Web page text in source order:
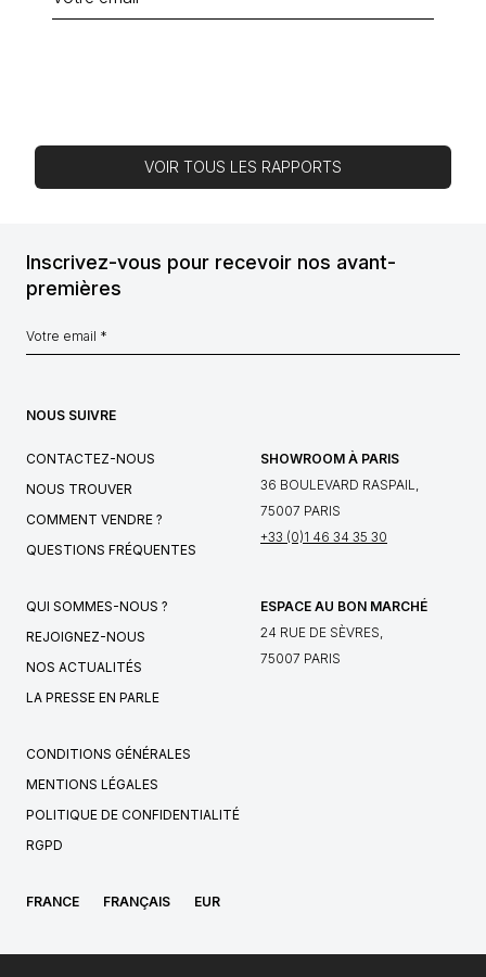
VOIR TOUS LES RAPPORTS
Inscrivez-vous pour recevoir nos avant-
premières
NOUS SUIVRE
CONTACTEZ-NOUS
NOUS TROUVER
COMMENT VENDRE ?
QUESTIONS FRÉQUENTES
SHOWROOM À PARIS
36 BOULEVARD RASPAIL,
75007 PARIS
+33 (0)1 46 34 35 30
QUI SOMMES-NOUS ?
REJOIGNEZ-NOUS
NOS ACTUALITÉS
LA PRESSE EN PARLE
ESPACE AU BON MARCHÉ
24 RUE DE SÈVRES,
75007 PARIS
CONDITIONS GÉNÉRALES
MENTIONS LÉGALES
POLITIQUE DE CONFIDENTIALITÉ
RGPD
FRANCE FRANÇAIS EUR